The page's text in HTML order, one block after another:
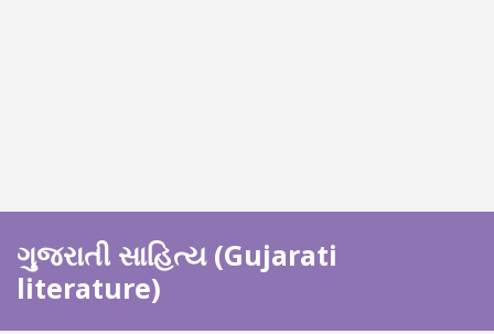
ગુજરાતી સાહિત્ય (Gujarati
literature)